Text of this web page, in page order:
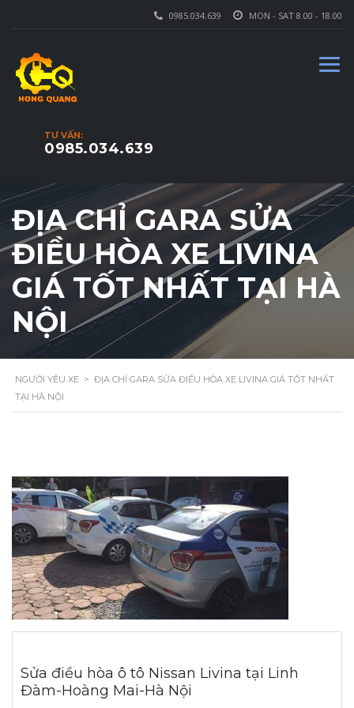
MON - SAT 8.00 - 18.00
0985.034.639
TƯ VẤN:
0985.034.639
ĐỊA CHỈ GARA SỬA
ĐIỀU HÒA XE LIVINA
GIÁ TỐT NHẤT TẠI HÀ
NỘI
NGƯỜI YÊU XE > ĐỊA CHỈ GARA SỬA ĐIỀU HÒA XE LIVINA GIÁ TỐT NHẤT
TẠI HÀ NỘI
Sửa điều hòa ô tô Nissan Livina tại Linh
Đàm-Hoàng Mai-Hà Nội